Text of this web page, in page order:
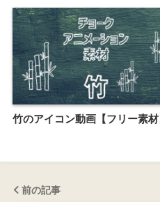
竹のアイコン動画【フリー素材
前の記事